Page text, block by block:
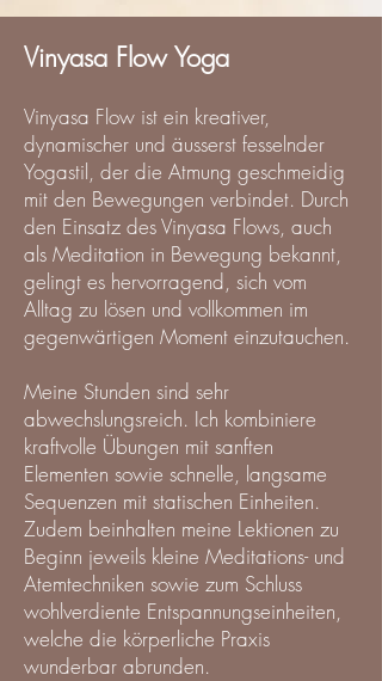
Vinyasa Flow Yoga
Vinyasa Flow ist ein kreativer,
dynamischer und äusserst fesselnder
Yogastil, der die Atmung geschmeidig
mit den Bewegungen verbindet. Durch
den Einsatz des Vinyasa Flows, auch
als Meditation in Bewegung bekannt,
gelingt es hervorragend, sich vom
Alltag zu lösen und vollkommen im
gegenwärtigen Moment einzutauchen.
Meine Stunden sind sehr
abwechslungsreich. Ich kombiniere
kraftvolle Übungen mit sanften
Elementen sowie schnelle, langsame
Sequenzen mit statischen Einheiten.
Zudem beinhalten meine Lektionen zu
Beginn jeweils kleine Meditations- und
Atemtechniken sowie zum Schluss
wohlverdiente Entspannungseinheiten,
welche die körperliche Praxis
wunderbar abrunden.